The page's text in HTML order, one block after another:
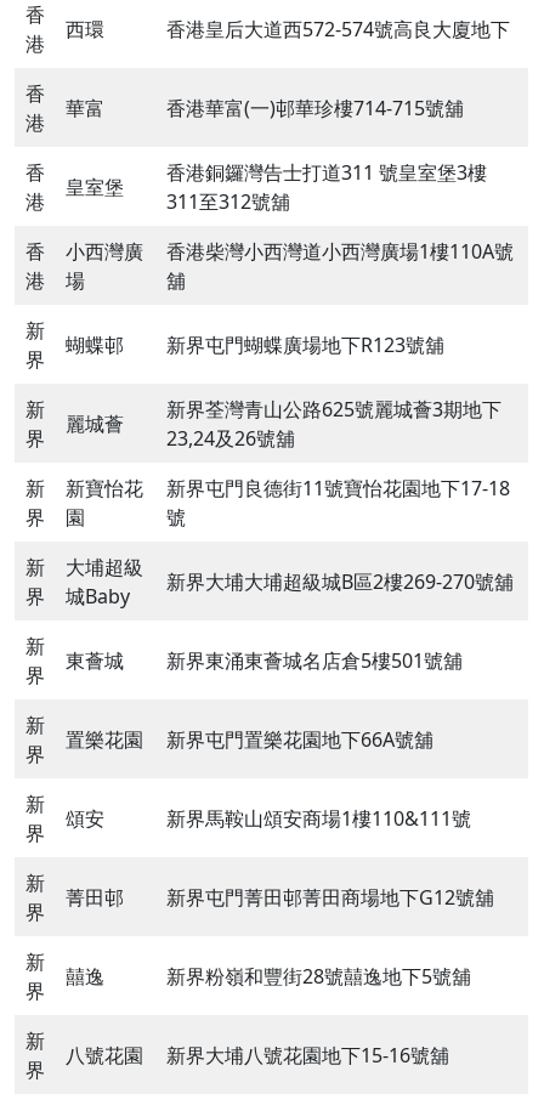
香
港
西環 香港皇后大道西572-574號高良大廈地下
香
港
華富 香港華富(一)邨華珍樓714-715號舖
香
港
皇室堡
香港銅鑼灣告士打道311 號皇室堡3樓
311至312號舖
香
港
小西灣廣
場
香港柴灣小西灣道小西灣廣場1樓110A號
舖
新
界
蝴蝶邨 新界屯門蝴蝶廣場地下R123號舖
新
界
麗城薈
新界荃灣青山公路625號麗城薈3期地下
23,24及26號舖
新
界
新寶怡花
園
新界屯門良德街11號寶怡花園地下17-18
號
新
界
大埔超級
城Baby
新界大埔大埔超級城B區2樓269-270號舖
新
界
東薈城 新界東涌東薈城名店倉5樓501號舖
新
界
置樂花園 新界屯門置樂花園地下66A號舖
新
界
頌安 新界馬鞍山頌安商場1樓110&111號
新
界
菁田邨 新界屯門菁田邨菁田商場地下G12號舖
新
界
囍逸 新界粉嶺和豐街28號囍逸地下5號舖
新
界
八號花園 新界大埔八號花園地下15-16號舖